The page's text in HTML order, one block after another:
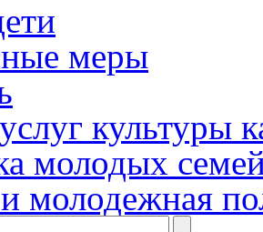
меры
культуры
молодых
молодежная